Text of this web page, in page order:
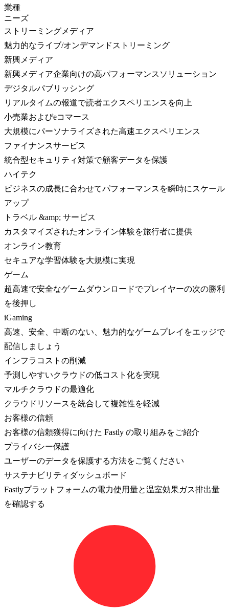
業種
ニーズ
ストリーミングメディア
魅力的なライブ/オンデマンドストリーミング
新興メディア
新興メディア企業向けの高パフォーマンスソリューション
デジタルパブリッシング
リアルタイムの報道で読者エクスペリエンスを向上
小売業およびeコマース
大規模にパーソナライズされた高速エクスペリエンス
ファイナンスサービス
統合型セキュリティ対策で顧客データを保護
ハイテク
ビジネスの成長に合わせてパフォーマンスを瞬時にスケール
アップ
トラベル &amp; サービス
カスタマイズされたオンライン体験を旅行者に提供
オンライン教育
セキュアな学習体験を大規模に実現
ゲーム
超高速で安全なゲームダウンロードでプレイヤーの次の勝利
を後押し
iGaming
高速、安全、中断のない、魅力的なゲームプレイをエッジで
配信しましょう
インフラコストの削減
予測しやすいクラウドの低コスト化を実現
マルチクラウドの最適化
クラウドリソースを統合して複雑性を軽減
お客様の信頼
お客様の信頼獲得に向けた Fastly の取り組みをご紹介
プライバシー保護
ユーザーのデータを保護する方法をご覧ください
サステナビリティダッシュボード
Fastlyプラットフォームの電力使用量と温室効果ガス排出量
を確認する